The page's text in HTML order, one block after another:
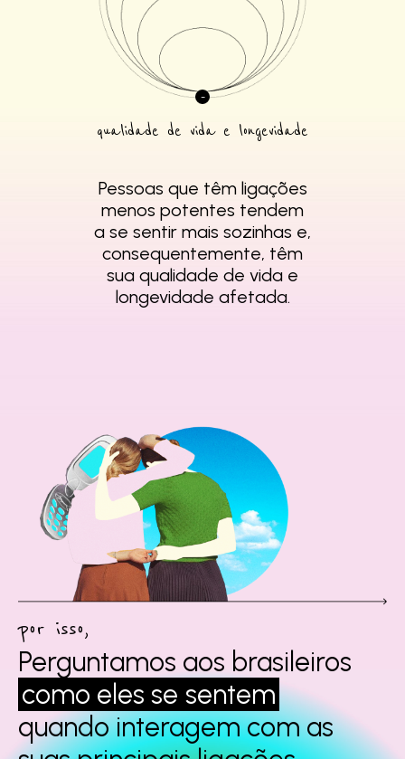
qualidade de vida e longevidade
Pessoas que têm ligações
menos potentes tendem
a se sentir mais sozinhas e,
consequentemente, têm
sua qualidade de vida e
longevidade afetada.
por isso,
Perguntamos aos brasileiros
como eles se sentem
quando interagemcom as